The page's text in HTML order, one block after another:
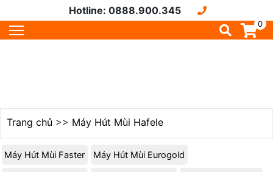
Hotline: 0888.900.345
0
Trang chủ >> Máy Hút Mùi Hafele
Máy Hút Mùi Faster Máy Hút Mùi Eurogold